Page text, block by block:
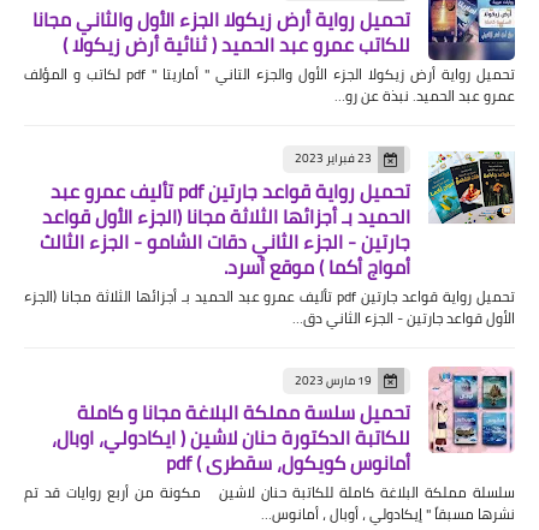
تحميل رواية أرض زيكولا الجزء الأول والثاني مجانا
للكاتب عمرو عبد الحميد ( ثنائية أرض زيكولا )
تحميل رواية أرض زيكولا الجزء الأول والجزء التاني " أماريتا " pdf لكاتب و المؤلف
عمرو عبد الحميد. نبذة عن رو…
23 فبراير 2023
تحميل رواية قواعد جارتين pdf تأليف عمرو عبد
الحميد بـ أجزائها الثلاثة مجانا (الجزء الأول قواعد
جارتين - الجزء الثاني دقات الشامو - الجزء الثالث
أمواج أكما ) موقع أسرد.
تحميل رواية قواعد جارتين pdf تأليف عمرو عبد الحميد بـ أجزائها الثلاثة مجانا (الجزء
الأول قواعد جارتين - الجزء الثاني دق…
19 مارس 2023
تحميل سلسة مملكة البلاغة مجانا و كاملة
للكاتبة الدكتورة حنان لاشين ( ايكادولي، اوبال،
أمانوس كويكول، سقطري ) pdf
سلسلة مملكة البلاغة كاملة للكاتبة حنان لاشين مكونة من أربع روايات قد تم
نشرها مسبقاً " إيكادولي ، أوبال ، أمانوس…